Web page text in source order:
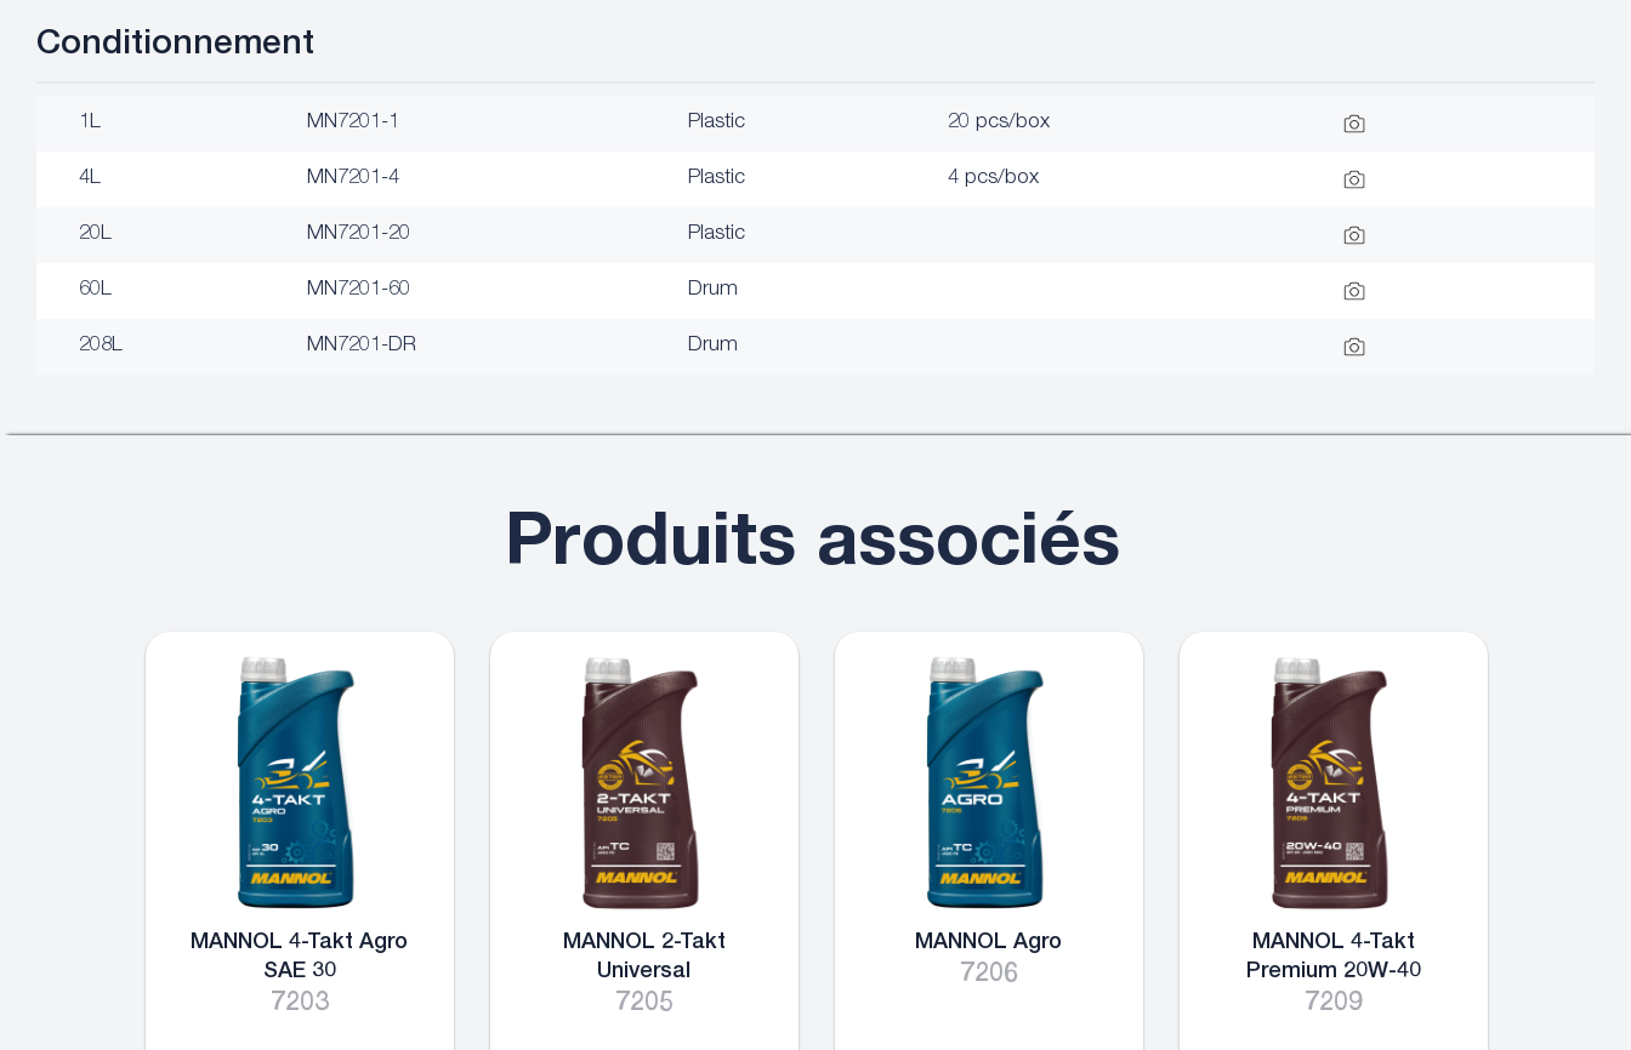
Conditionnement
1L MN7201-1 Plastic 20 pcs/box
4L MN7201-4 Plastic 4 pcs/box
20L MN7201-20 Plastic
60L MN7201-60 Drum
208L MN7201-DR Drum
Produits associés
MANNOL 4-Takt Agro
SAE 30
7203
MANNOL 2-Takt
Universal
7205
MANNOL Agro
7206
MANNOL 4-Takt
Premium 20W-40
7209